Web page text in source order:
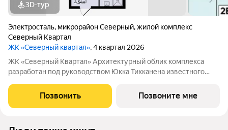
3D-тур
Электросталь, микрорайон Северный,жилой комплекс
Северный Квартал
ЖК «Северный квартал», 4 квартал 2026
ЖК «Северный Квартал» Архитектурный облик комплекса
разработан под руководством Юкка Тикканена известного
сочетании современного дизайна и северной эстетики. В
данном проекте Тикканен удачно
Позвонить Позвоните мне